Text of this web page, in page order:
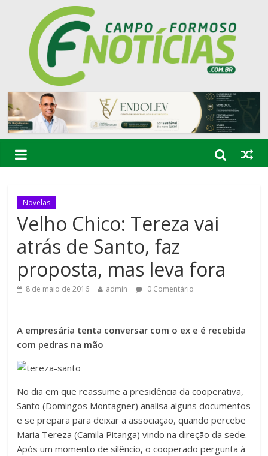
Novelas
Velho Chico: Tereza vai
atrás de Santo, faz
proposta, mas leva fora
8 de maio de 2016 admin 0 Comentário
A empresária tenta conversar com o ex e é recebida
com pedras na mão
No dia em que reassume a presidência da cooperativa,
Santo (Domingos Montagner) analisa alguns documentos
e se prepara para deixar a associação, quando percebe
Maria Tereza (Camila Pitanga) vindo na direção da sede.
Após um momento de silêncio, o cooperado pergunta à